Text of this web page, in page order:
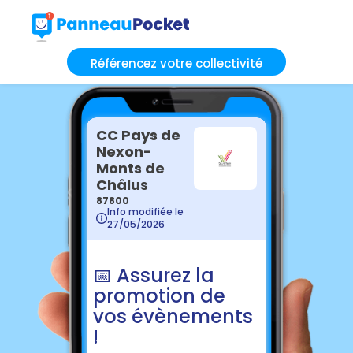
Référencez votre collectivité
CC Pays de
Nexon-
Monts de
Châlus
87800
Info modifiée le
27/05/2026
📅 Assurez la
promotion de
vos évènements
!